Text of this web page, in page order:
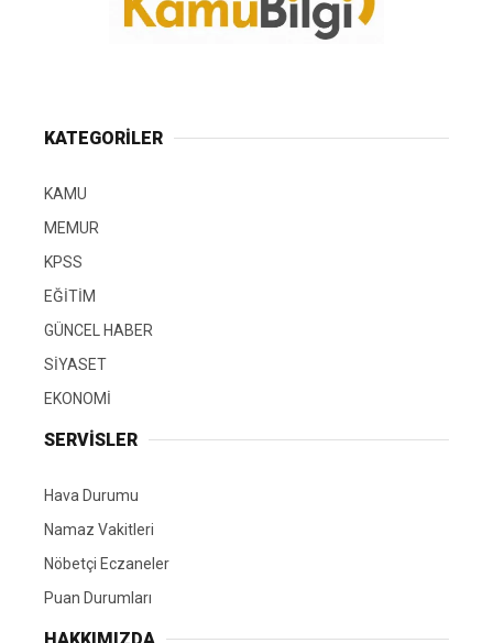
KATEGORİLER
KAMU
MEMUR
KPSS
EĞİTİM
GÜNCEL HABER
SİYASET
EKONOMİ
SERVİSLER
Hava Durumu
Namaz Vakitleri
Nöbetçi Eczaneler
Puan Durumları
HAKKIMIZDA